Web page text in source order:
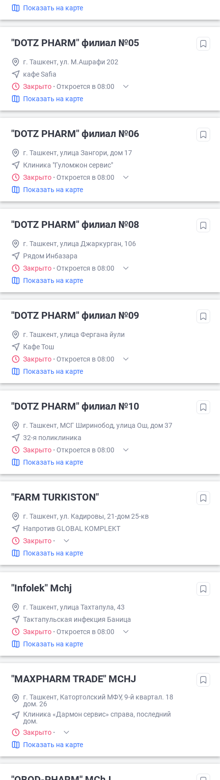
Показать на карте
"DOTZ PHARM" филиал №05
г. Ташкент, ул. М.Ашрафи 202
кафе Safia
Закрыто · Откроется в 08:00
Показать на карте
"DOTZ PHARM" филиал №06
г. Ташкент, улица Зангори, дом 17
Клиника "Гуломжон сервис"
Закрыто · Откроется в 08:00
Показать на карте
"DOTZ PHARM" филиал №08
г. Ташкент, улица Джаркурган, 106
Рядом Инбазара
Закрыто · Откроется в 08:00
Показать на карте
"DOTZ PHARM" филиал №09
г. Ташкент, улица Фергана йули
Кафе Тош
Закрыто · Откроется в 08:00
Показать на карте
"DOTZ PHARM" филиал №10
г. Ташкент, МСГ Ширинобод, улица Ош, дом 37
32-я поликлиника
Закрыто · Откроется в 08:00
Показать на карте
"FARM TURKISTON"
г. Ташкент, ул. Кадировы, 21-дом 25-кв
Напротив GLOBAL KOMPLEKT
Закрыто ·
Показать на карте
"Infolek" Mchj
г. Ташкент, улица Тахтапула, 43
Тактапульская инфекция Баница
Закрыто · Откроется в 08:00
Показать на карте
"MAXPHARM TRADE" MCHJ
г. Ташкент, Катортолский МФУ, 9-й квартал. 18
дом. 26
Клиника «Дармон сервис» справа, последний
дом.
Закрыто ·
Показать на карте